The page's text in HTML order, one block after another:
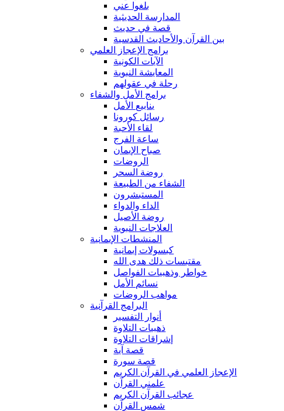
بلغوا عني
المدارسة الحديثية
قصة في حديث
بين القرآن والأحاديث القدسية
برامج الإعجاز العلمي
الآيات الكونية
المعايشة النبوية
رحلة في عقولهم
برامج الأمل والشفاء
ينابيع الأمل
رسائل كورونا
لقاء الأحبة
ساعة الفرج
صباح الإيمان
الروضات
روضة السحر
الشفاء من الطبيعة
المستبشرون
الداء والدواء
روضة الأصيل
العلاجات النبوية
المنشطات الإيمانية
كبسولات إيمانية
مقتبسات ذلك هدى الله
خواطر وذهبيات الفواصل
نسائم الأمل
مواهب الروضات
البرامج القرآنية
أنوار التفسير
ذهبيات التلاوة
إشراقات التلاوة
قصة آية
قصة سورة
الإعجاز العلمي في القرآن الكريم
علمني القرآن
عجائب القرآن الكريم
شمس القرآن